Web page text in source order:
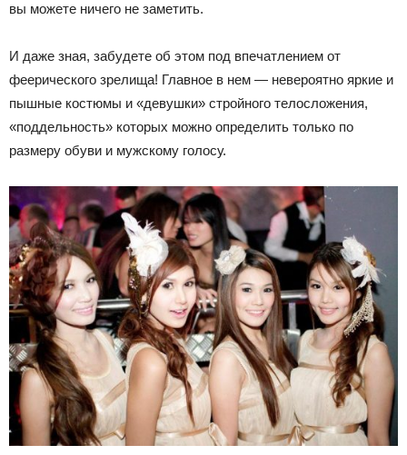
вы можете ничего не заметить.
И даже зная, забудете об этом под впечатлением от
феерического зрелища! Главное в нем — невероятно яркие и
пышные костюмы и «девушки» стройного телосложения,
«поддельность» которых можно определить только по
размеру обуви и мужскому голосу.